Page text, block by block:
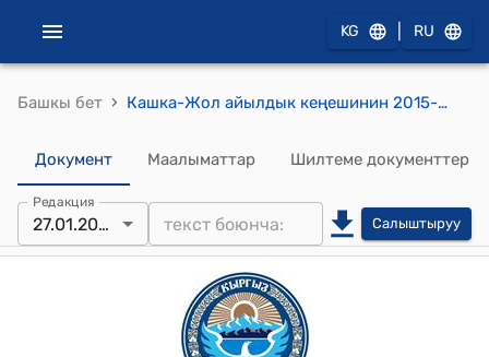
KG RU
Башкы бет › Кашка-Жол айылдык кеңешинин 2015-жылдын 27-январындагы № 10/1 "Кашка-Жол айыл өкмөтүнүн башчысы Рахманберди уулу Шайырбектин 2014-жылда аткарган иштеринин отчету жөнүндө" токтому
Документ Маалыматтар Шилтеме документтер
Редакция
27.01.2015 Салыштыруу